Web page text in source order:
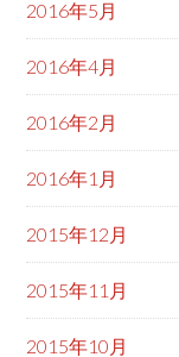
2016年5月
2016年4月
2016年2月
2016年1月
2015年12月
2015年11月
2015年10月